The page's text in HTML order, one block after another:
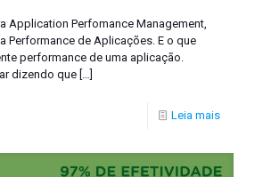
Application Perfomance Management,
Performance de Aplicações. E o que
performance de uma aplicação.
dizendo que
Leia mais